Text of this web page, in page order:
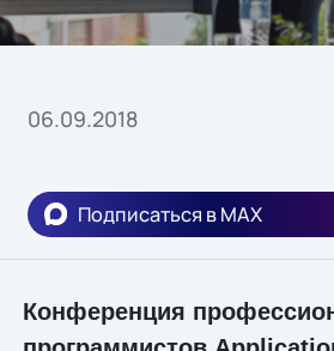
06.09.2018
Подписаться в MAX
Конференция